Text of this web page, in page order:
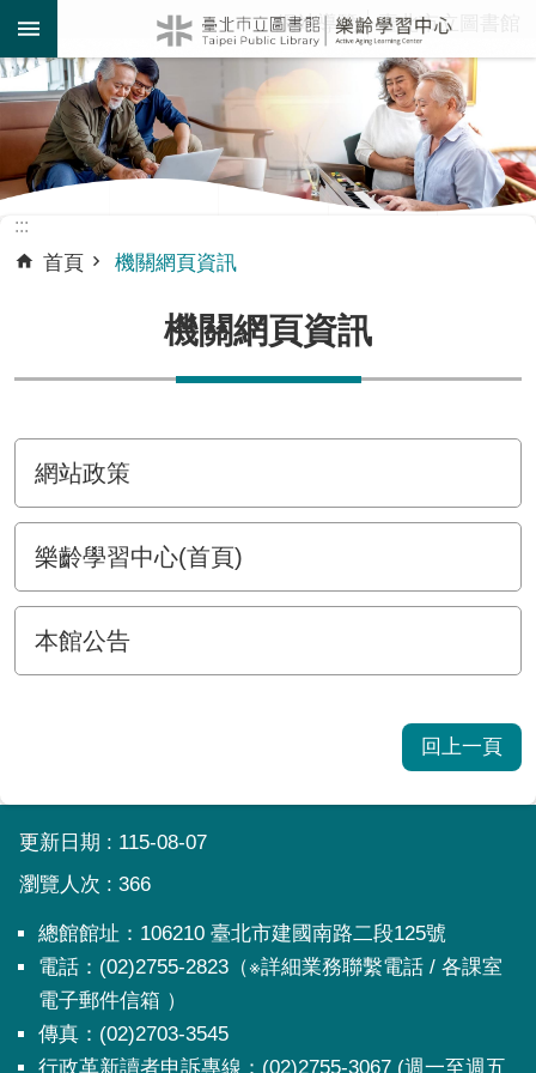
跳到主要內容區塊 網站導覽 臺北市立圖書館
:::
首頁 機關網頁資訊
機關網頁資訊
網站政策
樂齡學習中心(首頁)
本館公告
回上一頁
:::
更新日期
115-08-07
瀏覽人次
366
總館館址：106210 臺北市建國南路二段125號
電話：(02)2755-2823（※詳細業務聯繫電話 / 各課室
電子郵件信箱 ）
傳真：(02)2703-3545
行政革新讀者申訴專線：(02)2755-3067 (週一至週五